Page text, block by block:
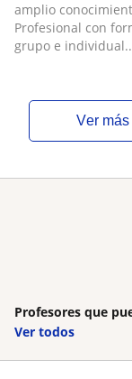
amplio
Profesional con
grupo e
ver más
Profesores que
Ver todos